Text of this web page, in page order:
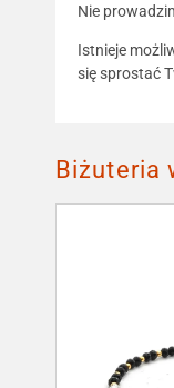
Nie
Istnieje
się sprostać
Biżuteria